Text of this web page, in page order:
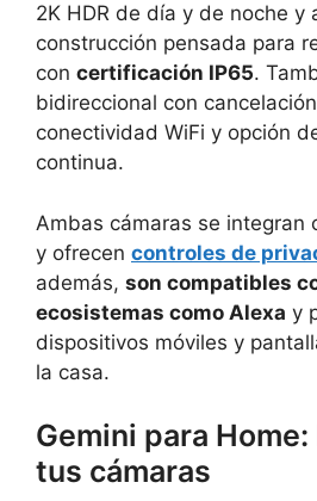
2K HDR de día y de noche y
construcción pensada para
con certificación IP65.
bidireccional con
conectividad WiFi y opción
continua.
Ambas cámaras se integran
y ofrecen controles de
además, son compatibles
ecosistemas como Alexa y
dispositivos móviles y
la casa.
Gemini para
tus cámaras